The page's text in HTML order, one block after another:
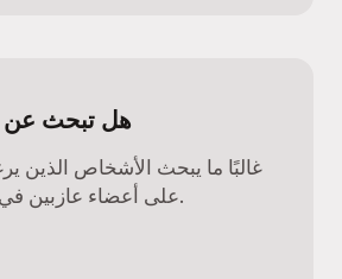
هل تبحث عن
غالبًا ما يبحث الأشخاص الذين
على أعضاء عازبين في هذه المدن أيضًا.